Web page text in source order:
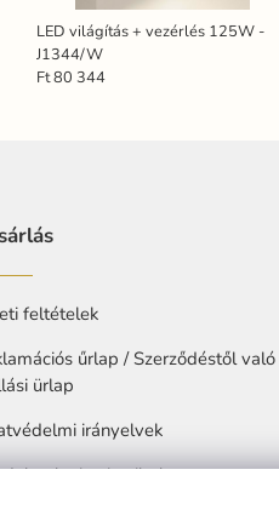
LED világítás + vezérlés 125W -
J1344/W
Ft 80 344
feltételek
űrlap / Szerződéstől való
ürlap
irányelvek
nyilatkozat